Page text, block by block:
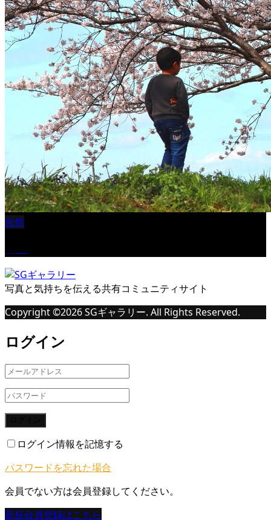
自然
写真と気持ちを伝える共有コミュニティサイト
Copyright ©2026SGギャラリー. All Rights Reserved.
ログイン
ログイン情報を記憶する
パスワードを忘れた場合
会員でない方は会員登録してください。
新規会員登録はこちら